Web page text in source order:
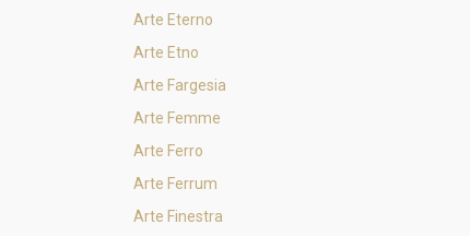
Arte Eterno
Arte Etno
Arte Fargesia
Arte Femme
Arte Ferro
Arte Ferrum
Arte Finestra